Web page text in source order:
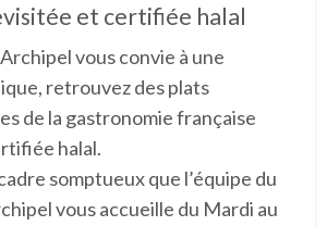
et certifiée halal
vous convie à une
retrouvez des plats
de la gastronomie française
halal.
somptueux que l’équipe du
vous accueille du Mardi au